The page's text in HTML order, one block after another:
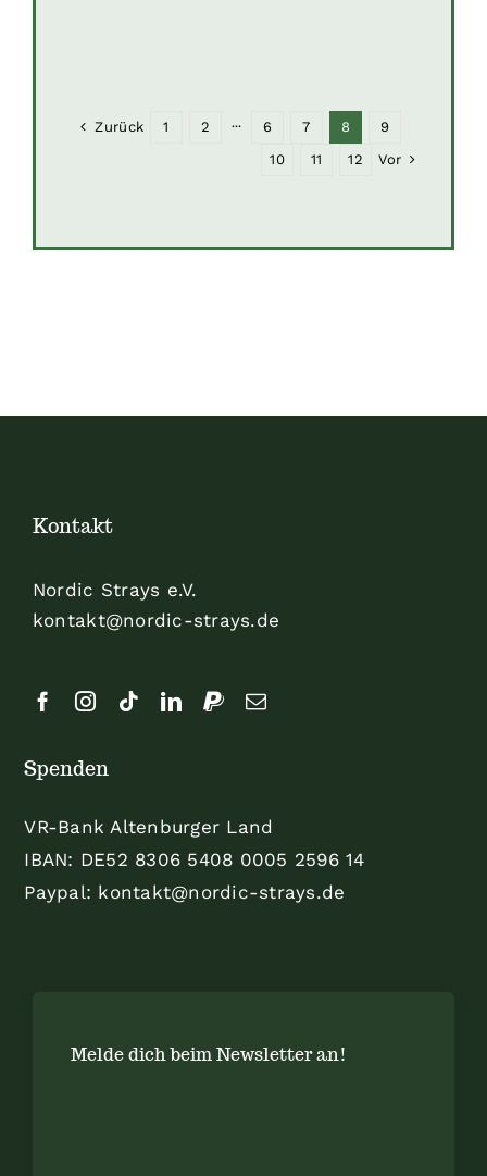
Zurück 1 2 ··· 6 7 8
9
10
11 12 Vor
Kontakt
Nordic Strays e.V.
kontakt@nordic-strays.de
Spenden
VR-Bank Altenburger Land
IBAN: DE52 8306 5408 0005 2596 14
Paypal: kontakt@nordic-strays.de
Melde dich beim Newsletter an!